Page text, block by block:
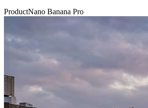
ProductNano Banana Pro